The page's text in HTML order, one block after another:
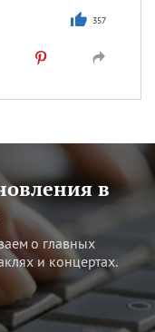
357
в
о главных
и концертах.